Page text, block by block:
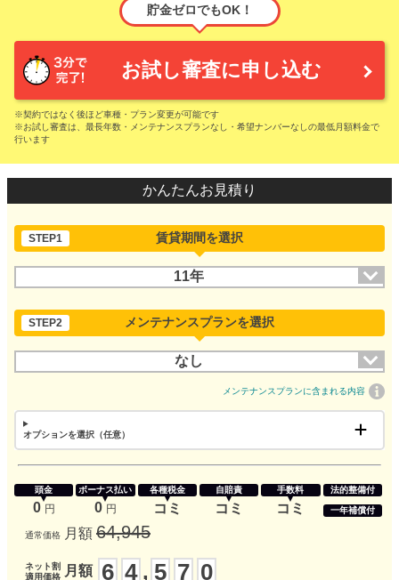
貯金ゼロでもOK！
お試し審査に申し込む
※契約ではなく後ほど車種・プラン変更が可能です
※お試し審査は、最長年数・メンテナンスプランなし・希望ナンバーなしの最低月額料金で
行います
かんたんお見積り
STEP1 賃貸期間を選択
11年
STEP2 メンテナンスプランを選択
なし
メンテナンスプランに含まれる内容
オプションを選択（任意）
頭金
0 円
ボーナス払い
0 円
各種税金
コミ
自賠責
コミ
手数料
コミ
法的整備付
一年補償付
通常価格 月額 64,945
ネット割
適用価格
月額 6 4 , 5 7 0